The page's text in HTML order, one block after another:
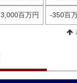
3,000百万円 -350百